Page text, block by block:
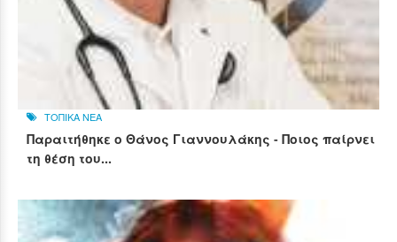
ΤΟΠΙΚΑ ΝΕΑ
Παραιτήθηκε ο Θάνος Γιαννουλάκης - Ποιος παίρνει
τη θέση του...